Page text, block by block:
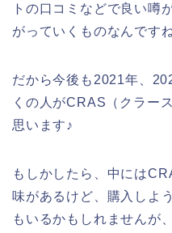
トの口コミなどで良い噂
がっていくものなんです
だから今後も2021年、
くの人がCRAS（クラー
思います♪
もしかしたら、中には
味があるけど、購入しよ
もいるかもしれませんが、